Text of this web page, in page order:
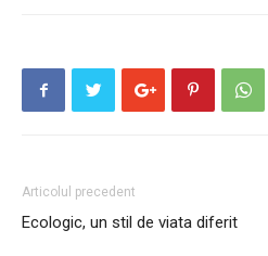
Articolul precedent
Ecologic, un stil de viata diferit